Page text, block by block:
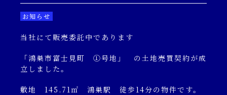
お知らせ
当社にて販売委託中であります
「鴻巣市富士見町 ①号地」 の土地売買契約が成
立しました。
敷地 145.71㎡ 鴻巣駅 徒歩14分の物件です。